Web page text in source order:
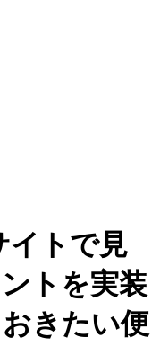
イトで見
トを実装
きたい便